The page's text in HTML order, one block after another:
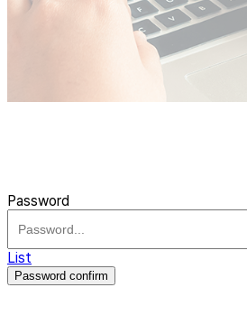
Password
List
Password confirm